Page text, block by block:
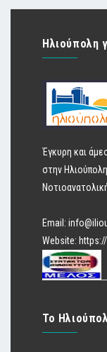
Ηλιούπολη
Έγκυρη και
στην
Email:
Website:
Το